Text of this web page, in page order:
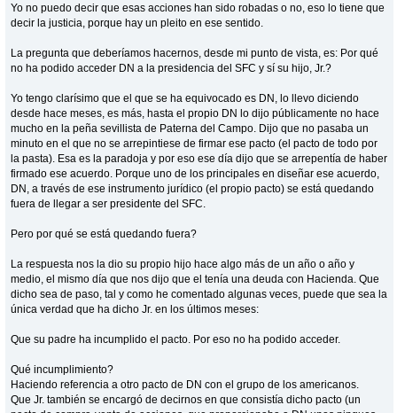
Yo no puedo decir que esas acciones han sido robadas o no, eso lo tiene que
decir la justicia, porque hay un pleito en ese sentido.
La pregunta que deberíamos hacernos, desde mi punto de vista, es: Por qué
no ha podido acceder DN a la presidencia del SFC y sí su hijo, Jr.?
Yo tengo clarísimo que el que se ha equivocado es DN, lo llevo diciendo
desde hace meses, es más, hasta el propio DN lo dijo públicamente no hace
mucho en la peña sevillista de Paterna del Campo. Dijo que no pasaba un
minuto en el que no se arrepintiese de firmar ese pacto (el pacto de todo por
la pasta). Esa es la paradoja y por eso ese día dijo que se arrepentía de haber
firmado ese acuerdo. Porque uno de los principales en diseñar ese acuerdo,
DN, a través de ese instrumento jurídico (el propio pacto) se está quedando
fuera de llegar a ser presidente del SFC.
Pero por qué se está quedando fuera?
La respuesta nos la dio su propio hijo hace algo más de un año o año y
medio, el mismo día que nos dijo que el tenía una deuda con Hacienda. Que
dicho sea de paso, tal y como he comentado algunas veces, puede que sea la
única verdad que ha dicho Jr. en los últimos meses:
Que su padre ha incumplido el pacto. Por eso no ha podido acceder.
Qué incumplimiento?
Haciendo referencia a otro pacto de DN con el grupo de los americanos.
Que Jr. también se encargó de decirnos en que consistía dicho pacto (un